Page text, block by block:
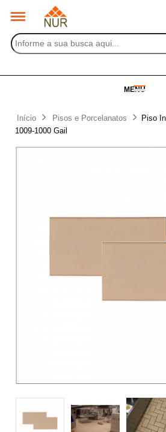
MENU
Início Pisos e Porcelanatos
Piso
1009-1000 Gail